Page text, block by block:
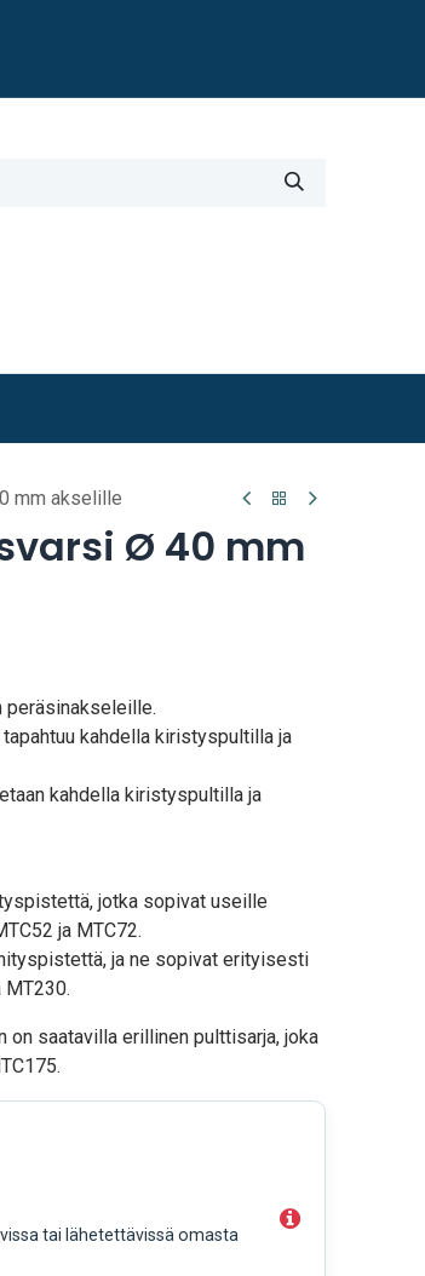
mm akselille
Ø 40 mm
peräsinakseleille.
kahdella kiristyspultilla ja
kahdella kiristyspultilla ja
jotka sopivat useille
ja MTC72.
ja ne sopivat erityisesti
saatavilla erillinen pulttisarja, joka
tai lähetettävissä omasta